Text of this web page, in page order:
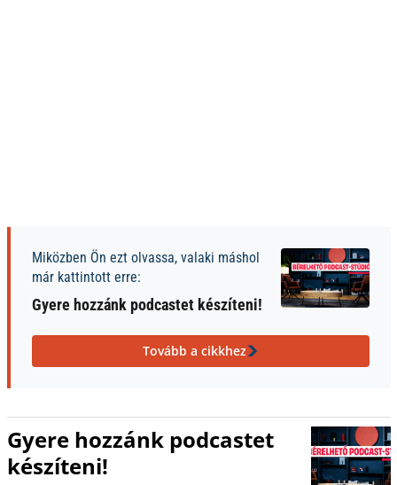
Miközben Ön ezt olvassa, valaki máshol
már kattintott erre:
Gyere hozzánk podcastet készíteni!
Tovább a cikkhez
Gyere hozzánk podcastet
készíteni!